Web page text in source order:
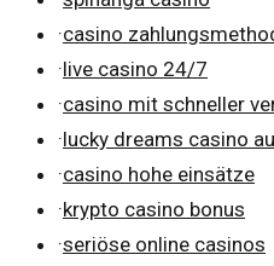
·casino
·live casino 24/7
·casino mit schneller
·lucky dreams casino
·casino hohe einsätze
·krypto casino bonus
·seriöse online casinos